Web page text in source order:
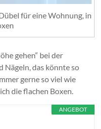
für eine Wohnung, in
gehen“ bei der
Nägeln, das könnte so
gerne so viel wie
die flachen Boxen.
ANGEBOT